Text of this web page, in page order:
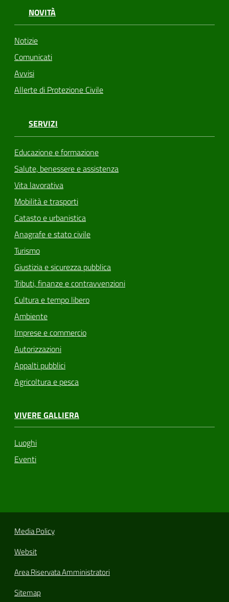
NOVITÀ
Notizie
Comunicati
Avvisi
Allerte di Protezione Civile
SERVIZI
Educazione e formazione
Salute, benessere e assistenza
Vita lavorativa
Mobilità e trasporti
Catasto e urbanistica
Anagrafe e stato civile
Turismo
Giustizia e sicurezza pubblica
Tributi, finanze e contravvenzioni
Cultura e tempo libero
Ambiente
Imprese e commercio
Autorizzazioni
Appalti pubblici
Agricoltura e pesca
VIVERE GALLIERA
Luoghi
Eventi
Media Policy
Websit
Area Riservata Amministratori
Sitemap